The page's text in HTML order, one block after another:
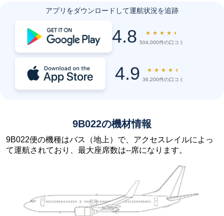
アプリをダウンロードして運航状況を追跡
4.8 ★ ★ ★ ★ ★
504,000件の口コミ
4.9 ★ ★ ★ ★ ★
36,200件の口コミ
9B022の機材情報
9B022便の機種はバス（地上）で、アクセスレイルによっ
て運航されており、最大座席数は--席になります。